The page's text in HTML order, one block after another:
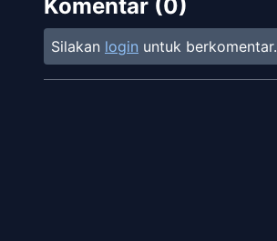
Komentar (0)
Silakan login untuk berkomentar.